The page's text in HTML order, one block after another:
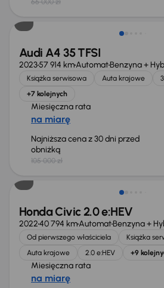
66 000 zł
Taniej o 3 000 zł
Audi A4 35 TFSI
202357 914 kmAutomatBenzyna +
Książka serwisowa Auta krajowe
+7 kolejnych
Miesięczna rata
na miarę
Najniższa cena z 30 dni przed
obniżką
105 000 zł
Taniej o 2 000 zł
Honda Civic 2.0 e:HEV
202240 794 kmAutomatBenzyna +
Od pierwszego właściciela
Książka
Auta krajowe
2.0 e:HEV +9
Miesięczna rata
na miarę